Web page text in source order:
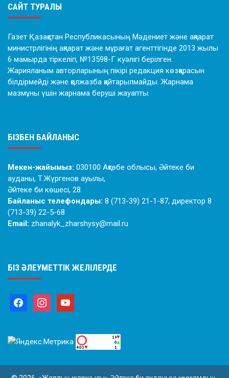
САЙТ ТУРАЛЫ
Газет Қазақстан Республикасының Мәдениет және ақпарат
министрлігінің ақпарат және мұрағат агенттігінде 2013 жылы
6 мамырда тіркеліп, №13598-Г куәлігі берілген.
Жарияланым авторларының пікірі редакция көзқарасын
білдірмейді және қолжазба қайтарылмайды. Жарнама
мазмұны үшін жарнама беруші жауапты.
БІЗБЕН БАЙЛАНЫС
Мекен-жайымыз: 030100 Ақтөбе облысы, Әйтеке би
ауданы, Т.Жүргенов ауылы,
Әйтеке би көшесі, 28.
Байланыс телефондары: 8 (713-39) 21-1-87, директор 8
(713-39) 22-5-68
Email: zhanalyk_zharshysy@mail.ru
БІЗ ӘЛЕУМЕТТІК ЖЕЛІЛЕРДЕ